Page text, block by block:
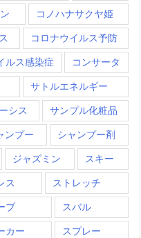
コノハナサクヤ姫
コロナウイルス予防
ルス感染症 コンサータ
サトルエネルギー
シス サンプル化粧品
ンプー シャンプー剤
ジャズミン スキー
ス ストレッチ
ブ スバル
カー スプレー